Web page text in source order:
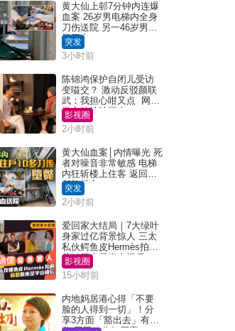
黄大仙上邨7分钟内连爆
血案 26岁男电梯内全身
刀伤送院 另一46岁男倒
毙平台
突发
3小时前
陈锦鸿保护自闭儿受访
变嗌交？ 激动反驳颜联
武：我担心咁又点 网民
批主持咄咄逼人
影视圈
2小时前
黄大仙血案│内情曝光 死
者对噪音非常敏感 电梯
内狂斩楼上住客 返回住
所堕楼亡
突发
2小时前
爱回家大结局｜7大绿叶
身家过亿背景惊人 三太
私伙鳄鱼皮Hermès拍剧
苏姐原来是半山楼后
影视圈
15小时前
内地妈居港心得「不要
脸的人得到一切」！分
享3方面「豁出去」有著